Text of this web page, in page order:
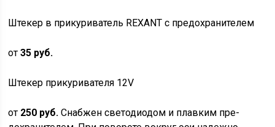
Штекер в прикуриватель REXANT с предохранителем
от35 руб.
Штекер прикуривателя 12V
от 250 руб. Снабжен светодиодом и плавким пре-